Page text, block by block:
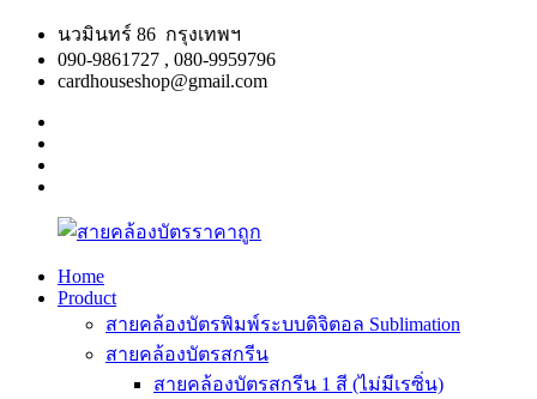
Skip
content
นวมินทร์ 86 กรุงเทพฯ
090-9861727 , 080-9959796
cardhouseshop@gmail.com
สาย
สินค้า
Home
Product
สายคล้องบัตรพิมพ์ระบบดิจิตอล Sublimation
สายคล้องบัตรสกรีน
สายคล้องบัตรสกรีน 1 สี (ไม่มีเรซิ่น)